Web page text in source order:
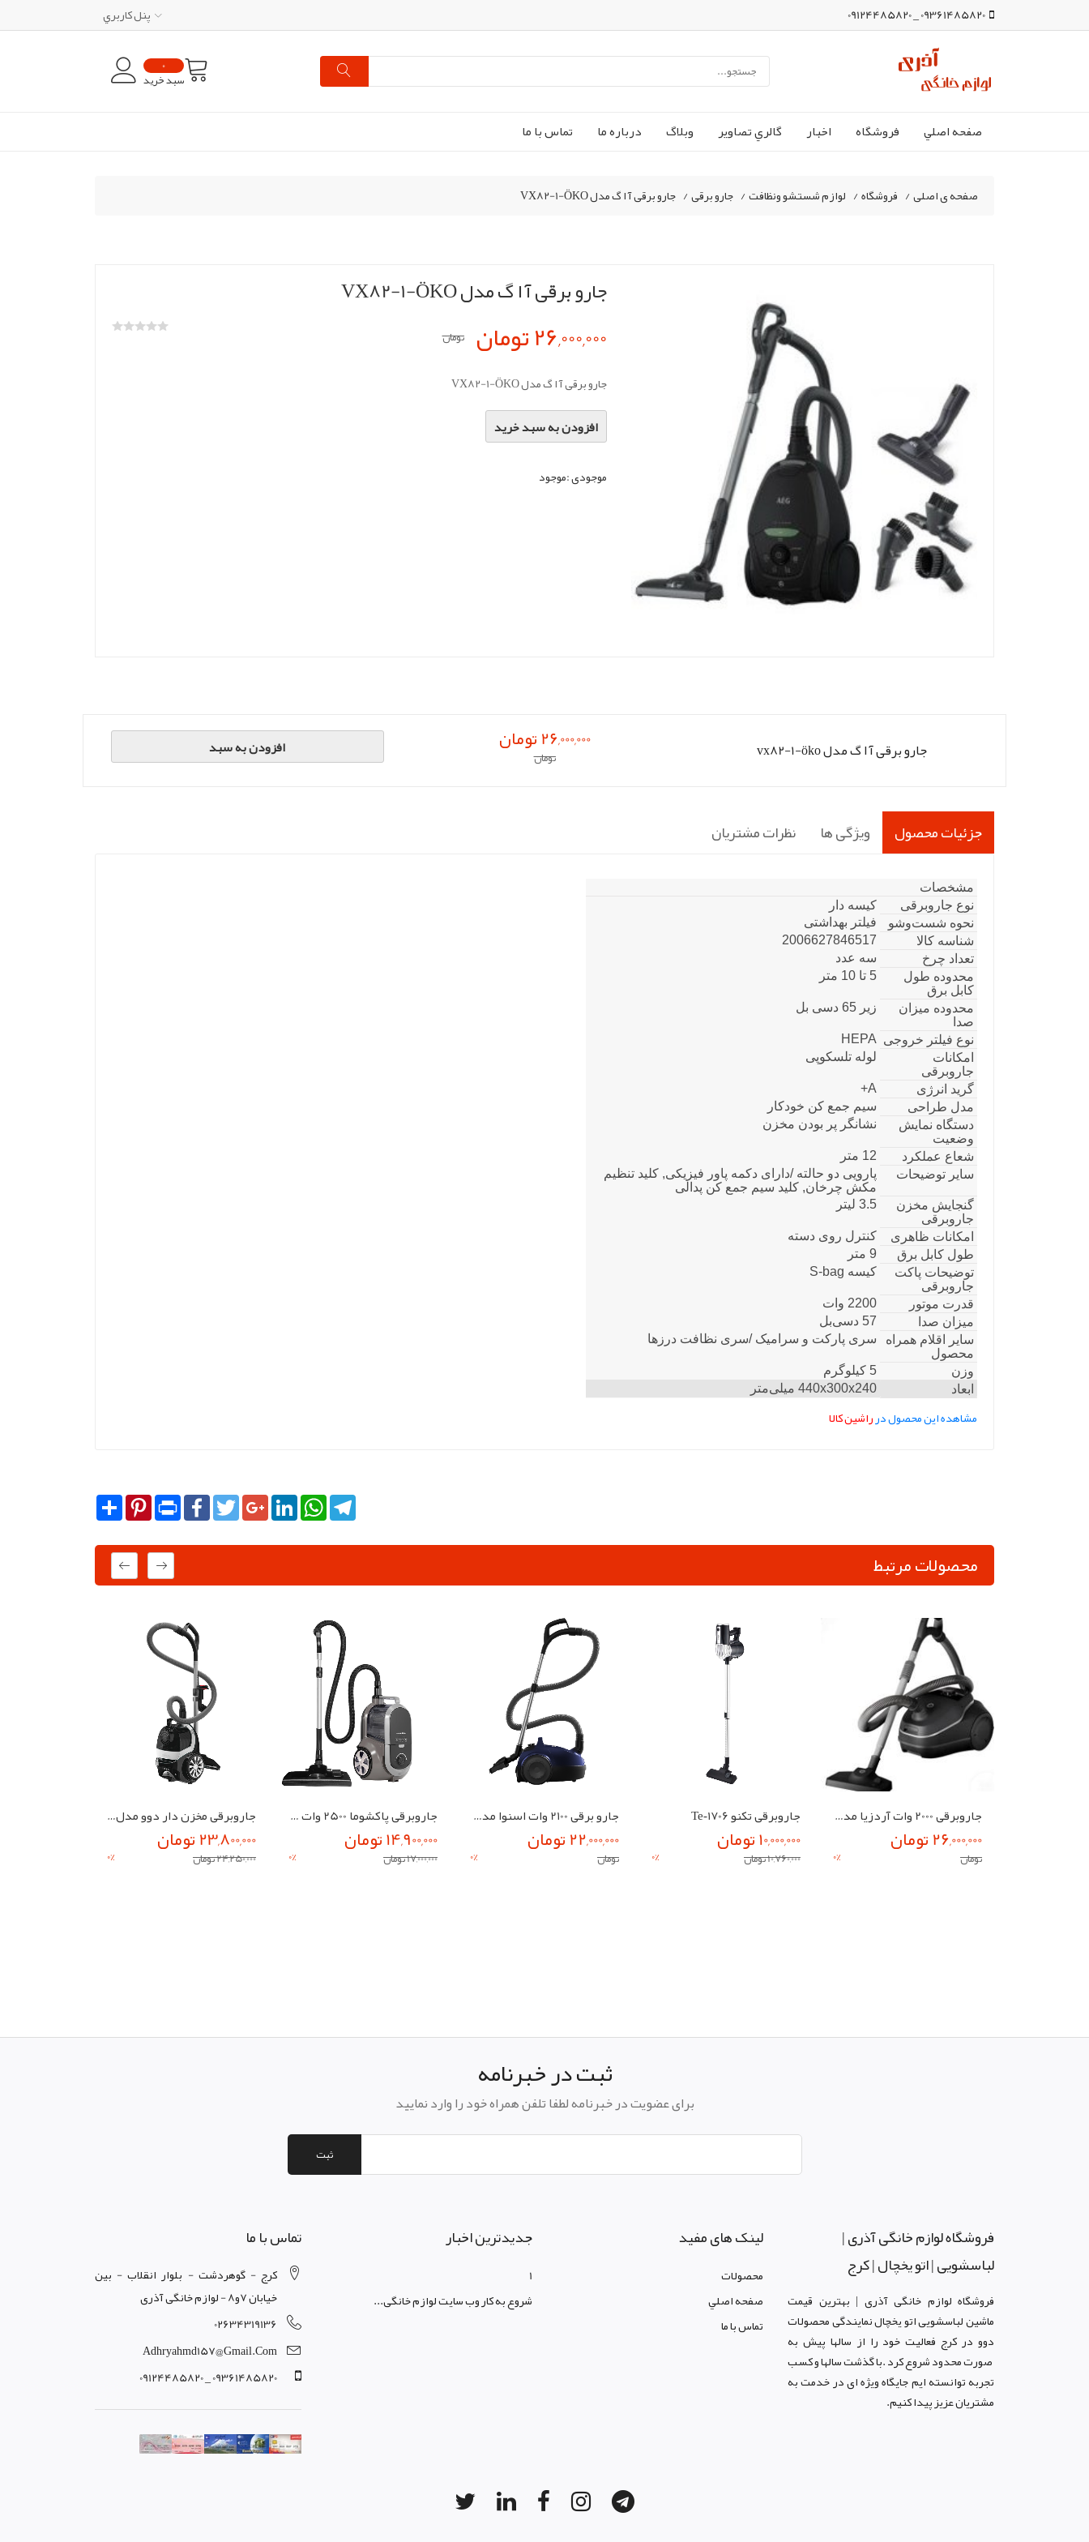
09361485820 _ 09124485820 پنل کاربري
0
سبد خرید
صفحه اصلي فروشگاه اخبار گالري تصاوير وبلاگ درباره ما تماس با ما
صفحه ی اصلی/ فروشگاه/ لوازم شستشو ونظافت/ جارو برقی/ جارو برقی آ ا گ مدل VX82-1-ÖKO
جارو برقی آ ا گ مدل VX82-1-ÖKO
26,000,000 تومان تومان
جارو برقی آ ا گ مدل VX82-1-ÖKO
افزودن به سبد خرید
موجودی :موجود
جارو برقی آ ا گ مدل vx82-1-öko 26,000,000 تومان
تومان افزودن به سبد
جزئیات محصول ویژگی ها نظرات مشتریان
مشخصات
نوع جاروبرقی
کیسه دار
نحوه شست‌وشو
فیلتر بهداشتی
شناسه کالا
2006627846517
تعداد چرخ
سه عدد
محدوده طول
کابل برق
5 تا 10 متر
محدوده میزان
صدا
زیر 65 دسی بل
نوع فیلتر خروجی HEPA
امکانات
جاروبرقی
لوله تلسکوپی
گرید انرژی
A+
مدل طراحی
سیم جمع کن خودکار
دستگاه نمایش
وضعیت
نشانگر پر بودن مخزن
شعاع عملکرد
12 متر
سایر توضیحات
پارویی دو حالته /دارای دکمه پاور فیزیکی, کلید تنظیم
مکش چرخان, کلید سیم جمع کن پدالی
گنجایش مخزن
جاروبرقی
3.5 لیتر
امکانات ظاهری
کنترل روی دسته
طول کابل برق
9 متر
توضیحات پاکت
جاروبرقی
کیسه S-bag
قدرت موتور
2200 وات
میزان صدا
57 دسی‌بل
سایر اقلام همراه
محصول
سری پارکت و سرامیک /سری نظافت درزها
وزن
5 کیلوگرم
ابعاد
440x300x240 میلی‌متر
مشاهده این محصول درراشین کالا
Share PinterestPrint FacebookTwitterGoogle+LinkedInWhatsApp
محصولات مرتبط
جاروبرقی مخزن دار دوو مدل DVC-ES21BS
23,800,000 تومان
24,250,000 تومان 0%
جاروبرقی پاکشوما 2500 وات PVC5015
14,900,000 تومان
17,000,000 تومان 0%
جارو برقی 2100 وات اسنوا مدل SVC-RL24
22,000,000 تومان
تومان 0%
جاروبرقی تکنو Te‑1706
10,000,000 تومان
10,760,000 تومان 0%
جاروبرقی 2000 وات آردزیا مدل AVC-CV20BK
26,000,000 تومان
تومان 0%
ثبت در خبرنامه
برای عضویت در خبرنامه لطفا تلفن همراه خود را وارد نمایید
ثبت
فروشگاه لوازم خانگی آذری |
لباسشویی | اتو یخچال | کرج
فروشگاه لوازم خانگی آذری | بهترین قیمت
ماشین لباسشویی اتو یخچال نمایندگی محصولات
دوو در کرج فعالیت خود را از سالها پیش به
صورت محدود شروع کرد .با گذشت سالها و کسب
تجربه توانسته ایم جایگاه ویژه ای در خدمت به
مشتریان عزیز پیدا کنیم.
لینک های مفید
محصولات
صفحه اصلي
تماس با ما
جدیدترین اخبار
1
شروع به کار وب سایت لوازم خانگی...
تماس با ما
کرج - گوهردشت - بلوار انقلاب - بین
خیابان 7و8 - لوازم خانگی آذری
02634319136
Adhryahmd157@gmail.com
09361485820 _ 09124485820